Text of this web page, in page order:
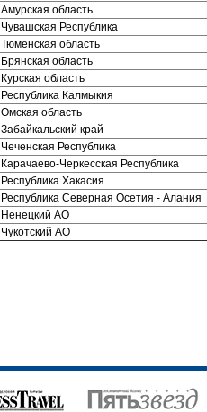
Амурская область
Чувашская Республика
Тюменская область
Брянская область
Курская область
Республика Калмыкия
Омская область
Забайкальский край
Чеченская Республика
Карачаево-Черкесская Республика
Республика Хакасия
Республика Северная Осетия - Алания
Ненецкий АО
Чукотский АО